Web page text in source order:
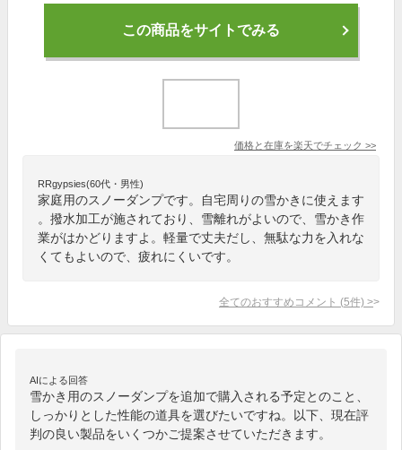
この商品をサイトでみる
価格と在庫を楽天でチェック >>
RRgypsies(60代・男性)
家庭用のスノーダンプです。自宅周りの雪かきに使えます
。撥水加工が施されており、雪離れがよいので、雪かき作
業がはかどりますよ。軽量で丈夫だし、無駄な力を入れな
くてもよいので、疲れにくいです。
全てのおすすめコメント (5件) >
AIによる回答
雪かき用のスノーダンプを追加で購入される予定とのこと、
しっかりとした性能の道具を選びたいですね。以下、現在評
判の良い製品をいくつかご提案させていただきます。